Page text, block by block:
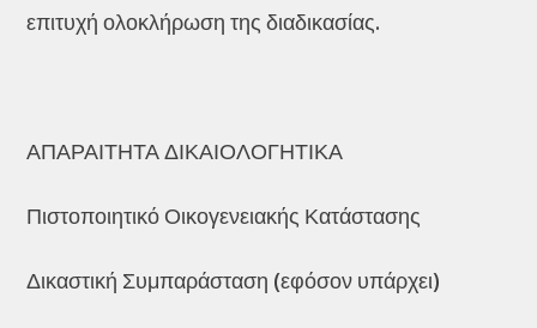
επιτυχή ολοκλήρωση της διαδικασίας.
ΑΠΑΡΑΙΤΗΤΑ ΔΙΚΑΙΟΛΟΓΗΤΙΚΑ
Πιστοποιητικό Οικογενειακής Κατάστασης
Δικαστική Συμπαράσταση (εφόσον υπάρχει)